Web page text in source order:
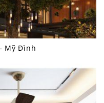
Mỹ Đình